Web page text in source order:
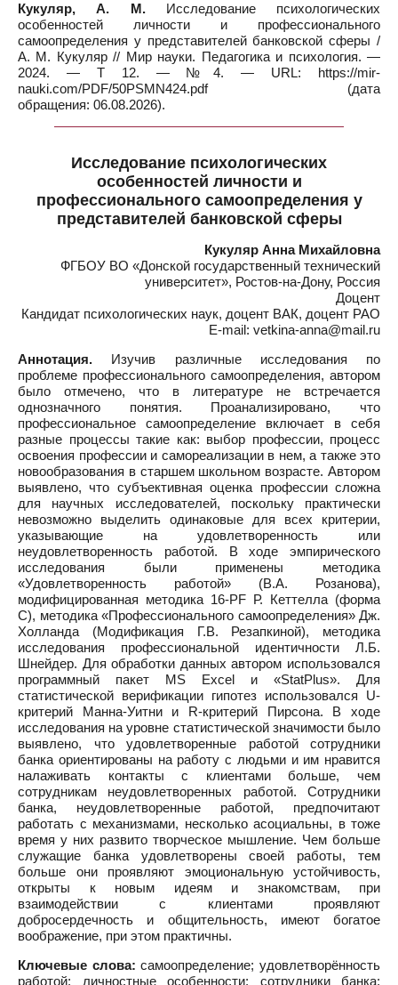
Кукуляр, А. М.Исследование психологических
особенностей личности и профессионального
самоопределения у представителей банковской сферы /
А. М. Кукуляр // Мир науки. Педагогика и психология. —
2024. — Т 12. — №4. — URL: https://mir-
nauki.com/PDF/50PSMN424.pdf (дата
обращения: 06.08.2026).
Исследование психологических
особенностей личности и
профессионального самоопределения у
представителей банковской сферы
Кукуляр Анна Михайловна
ФГБОУ ВО «Донской государственный технический
университет», Ростов-на-Дону, Россия
Доцент
Кандидат психологических наук, доцент ВАК, доцент РАО
E-mail: vetkina-anna@mail.ru
Аннотация. Изучив различные исследования по
проблеме профессионального самоопределения, автором
было отмечено, что в литературе не встречается
однозначного понятия. Проанализировано, что
профессиональное самоопределение включает в себя
разные процессы такие как: выбор профессии, процесс
освоения профессии и самореализации в нем, а также это
новообразования в старшем школьном возрасте. Автором
выявлено, что субъективная оценка профессии сложна
для научных исследователей, поскольку практически
невозможно выделить одинаковые для всех критерии,
указывающие на удовлетворенность или
неудовлетворенность работой. В ходе эмпирического
исследования были применены методика
«Удовлетворенность работой» (В.А. Розанова),
модифицированная методика 16-PF Р. Кеттелла (форма
С), методика «Профессионального самоопределения» Дж.
Холланда (Модификация Г.В. Резапкиной), методика
исследования профессиональной идентичности Л.Б.
Шнейдер. Для обработки данных автором использовался
программный пакет MS Excel и «StatPlus». Для
статистической верификации гипотез использовался U-
критерий Манна-Уитни и R-критерий Пирсона. В ходе
исследования на уровне статистической значимости было
выявлено, что удовлетворенные работой сотрудники
банка ориентированы на работу с людьми и им нравится
налаживать контакты с клиентами больше, чем
сотрудникам неудовлетворенных работой. Сотрудники
банка, неудовлетворенные работой, предпочитают
работать с механизмами, несколько асоциальны, в тоже
время у них развито творческое мышление. Чем больше
служащие банка удовлетворены своей работы, тем
больше они проявляют эмоциональную устойчивость,
открыты к новым идеям и знакомствам, при
взаимодействии с клиентами проявляют
добросердечность и общительность, имеют богатое
воображение, при этом практичны.
Ключевые слова: самоопределение; удовлетворённость
работой; личностные особенности; сотрудники банка;